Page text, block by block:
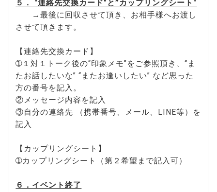
５． "連絡先交換カード"と”カップリングシート"
→最後に回収させて頂き、お相手様へお渡し
させて頂きます。
【連絡先交換カード】
➀１対１トーク後の“印象メモ”をご参照頂き、“ま
たお話したいな” “またお逢いしたい” など思った
方の番号を記入。
②メッセージ内容を記入
③自分の連絡先 （携帯番号、メール、LINE等）を
記入
【カップリングシート】
➀カップリングシート（第２希望まで記入可）
６．イベント終了